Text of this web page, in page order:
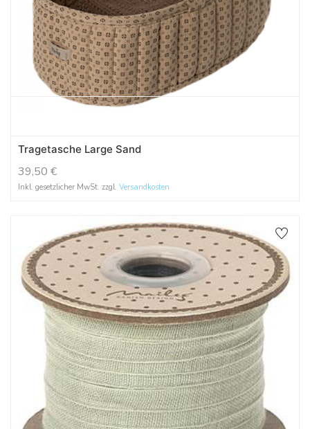
Tragetasche Large Sand
39,50 €
Inkl. gesetzlicher MwSt. zzgl. Versandkosten